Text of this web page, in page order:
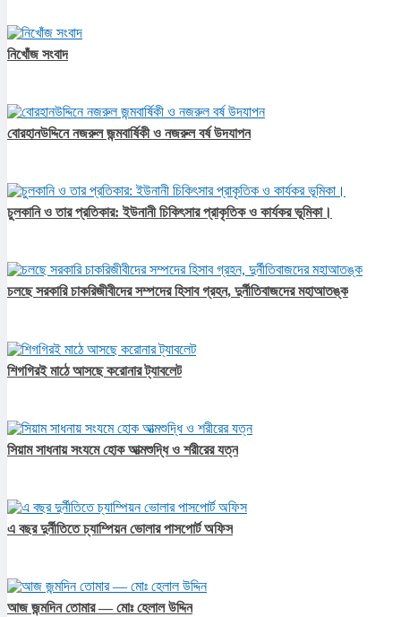
নিখোঁজ সংবাদ
বোরহানউদ্দিনে নজরুল জন্মবার্ষিকী ও নজরুল বর্ষ উদযাপন
চুলকানি ও তার প্রতিকার: ইউনানী চিকিৎসার প্রাকৃতিক ও কার্যকর ভূমিকা।
চলছে সরকারি চাকরিজীবীদের সম্পদের হিসাব গ্রহন, দুর্নীতিবাজদের মহাআতঙ্ক
শিগগিরই মাঠে আসছে করোনার ট্যাবলেট
সিয়াম সাধনায় সংযমে হোক আত্মশুদ্ধি ও শরীরের যত্ন
এ বছর দুর্নীতিতে চ্যাম্পিয়ন ভোলার পাসপোর্ট অফিস
আজ জন্মদিন তোমার — মোঃ হেলাল উদ্দিন